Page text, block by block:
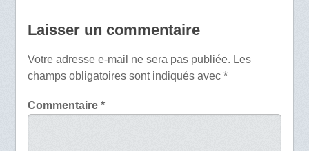
Laisser un commentaire
Votre adresse e-mail ne sera pas publiée. Les
champs obligatoires sont indiqués avec *
Commentaire *